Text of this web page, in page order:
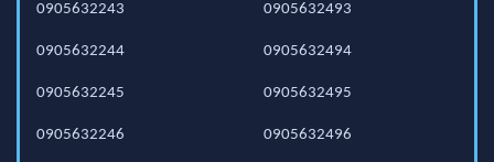
0905632243
0905632244
0905632245
0905632246
0905632493
0905632494
0905632495
0905632496